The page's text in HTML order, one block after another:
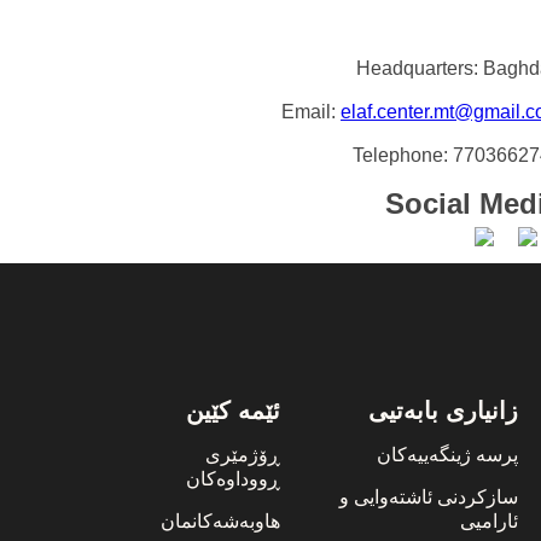
Headquarters:
Email:
Telephone:
Social
زانیاری بابەتیی
پرسە ژینگەییەکان
سازکردنی ئاشتەوایی و
ئارامیی
ئێمە کێین
ڕۆژمێری
ڕووداوەکان
هاوبەشەکانمان